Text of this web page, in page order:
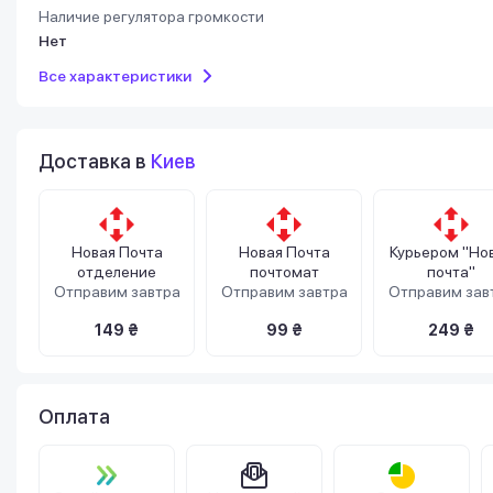
Наличие регулятора громкости
Нет
Все характеристики
Доставка в Киев
Новая Почта
отделение
Отправим завтра
149 ₴
Новая Почта
почтомат
Отправим завтра
99 ₴
Курьером
почта"
Отправим
249 ₴
Оплата